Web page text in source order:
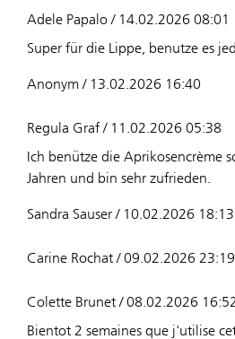
Adele Papalo / 14.02.2026 08:01
Super für die Lippe, benutze es
Anonym / 13.02.2026 16:40
Regula Graf / 11.02.2026 05:38
Ich benütze die Aprikosencrème
Jahren und bin sehr zufrieden.
Sandra Sauser / 10.02.2026 18:13
Carine Rochat / 09.02.2026 23:19
Colette Brunet / 08.02.2026
Bientot 2 semaines que j'utilise